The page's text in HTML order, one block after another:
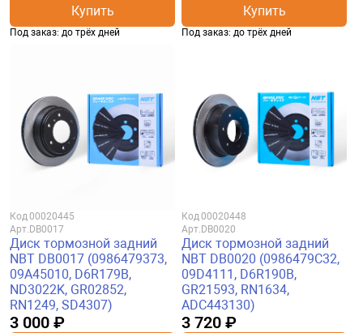
Купить
Под заказ: до трёх дней
Купить
Под заказ: до трёх дней
Код00020445
Арт. DB0017
Диск тормозной задний
NBT DB0017 (0986479373,
09A45010, D6R179B,
ND3022K, GR02852,
RN1249, SD4307)
3 000 ₽
Код00020448
Арт. DB0020
Диск тормозной задний
NBT DB0020 (0986479C32,
09D4111, D6R190B,
GR21593, RN1634,
ADC443130)
3 720 ₽